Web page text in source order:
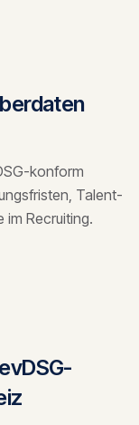
konform
Talent-
Recruiting.